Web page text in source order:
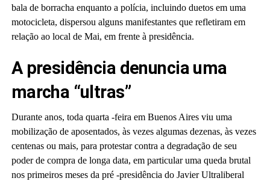
bala de borracha enquanto a polícia, incluindo duetos em uma
motocicleta, dispersou alguns manifestantes que refletiram em
relação ao local de Mai, em frente à presidência.
A presidência denuncia uma
marcha “ultras”
Durante anos, toda quarta -feira em Buenos Aires viu uma
mobilização de aposentados, às vezes algumas dezenas, às vezes
centenas ou mais, para protestar contra a degradação de seu
poder de compra de longa data, em particular uma queda brutal
nos primeiros meses da pré -presidência do Javier Ultraliberal